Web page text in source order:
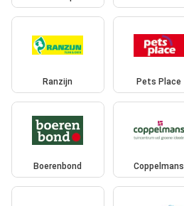
Ranzijn Pets Place
Boerenbond Coppelmans